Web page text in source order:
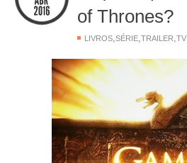
of Thrones?
LIVROS,SÉRIE,TRAILER,TV